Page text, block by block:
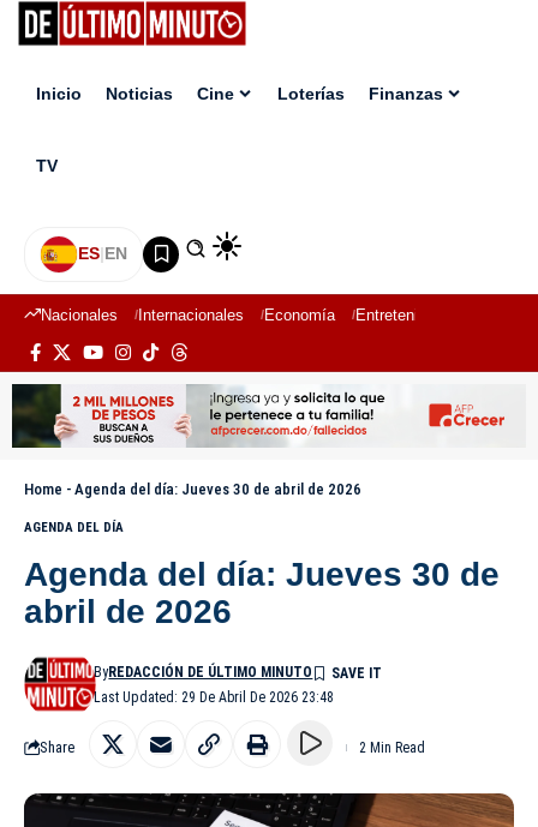
Inicio Noticias Cine Loterías Finanzas
TV
ES|EN
Nacionales Internacionales Economía Entretenimiento
Home - Agenda del día: Jueves 30 de abril de 2026
AGENDA DEL DÍA
Agenda del día: Jueves 30 de
abril de 2026
Last Updated: 29 De Abril De 2026 23:48
ByREDACCIÓN DE ÚLTIMO MINUTO
Share 2 Min Read